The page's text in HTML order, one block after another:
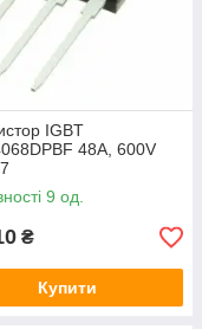
IGBT
48A, 600V
9 од.
₴
Купити